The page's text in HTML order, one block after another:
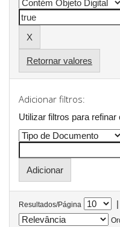
Retornar valores
Adicionar filtros:
Utilizar filtros para
Resultados/Página |